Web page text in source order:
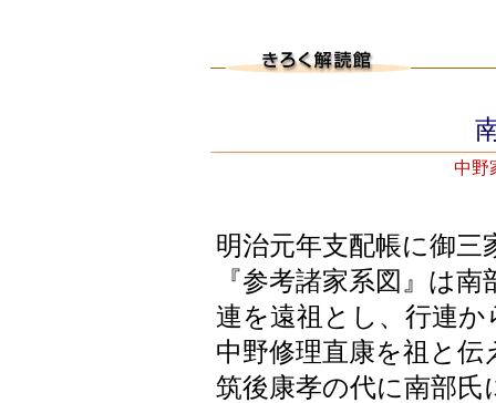
中野
明治元年支配帳に御三
『参考諸家系図』は
連を遠祖とし、行連
中野修理直康を祖と伝
筑後康孝の代に南部